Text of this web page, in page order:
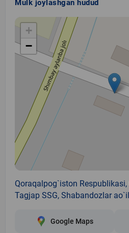
Mulk joylashgan hudud
+
−
Qoraqalpog`iston
Tagjap SSG, Shabandozlar
Google Maps